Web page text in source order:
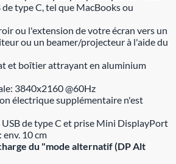
type C, tel que MacBooks ou
ou l'extension de votre écran vers un
ou un beamer/projecteur à l'aide du
et boîtier attrayant en aluminium
3840x2160 @60Hz
électrique supplémentaire n'est
de type C et prise Mini DisplayPort
env. 10 cm
du "mode alternatif (DP Alt